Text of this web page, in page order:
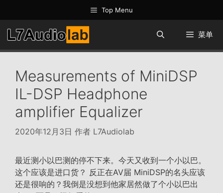
至
内
容
Top Menu
菜单
Measurements of MiniDSP
IL-DSP Headphone
amplifier Equalizer
2020年12月3日 作者 L7Audiolab
最近测小以巴测的停不下来。今天又收到一个小以巴。
这个应该是进口货？ 反正在AV届 MiniDSP的名头应该
还是很响的？我倒是没想到他家居然做了个小以巴出